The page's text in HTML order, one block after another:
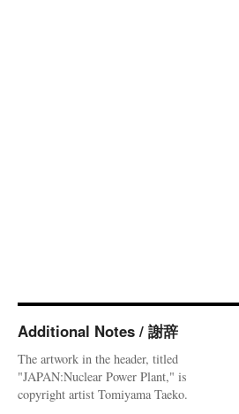
Additional Notes / 謝辞
The artwork in the header, titled
"JAPAN:Nuclear Power Plant," is
copyright artist Tomiyama Taeko.